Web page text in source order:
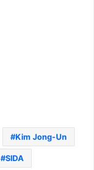
Kim Jong-Un
SIDA